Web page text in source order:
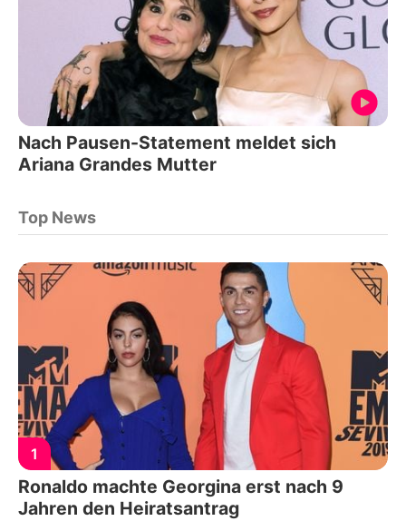
Nach Pausen-Statement meldet sich
Ariana Grandes Mutter
Top News
1
Ronaldo machte Georgina erst nach 9
Jahren den Heiratsantrag